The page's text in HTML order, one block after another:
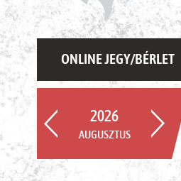
ONLINE JEGY/BÉRLET
2026
AUGUSZTUS